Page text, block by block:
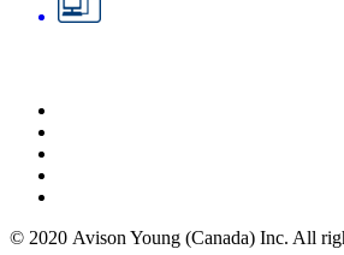
© 2020 Avison Young (Canada) Inc. All